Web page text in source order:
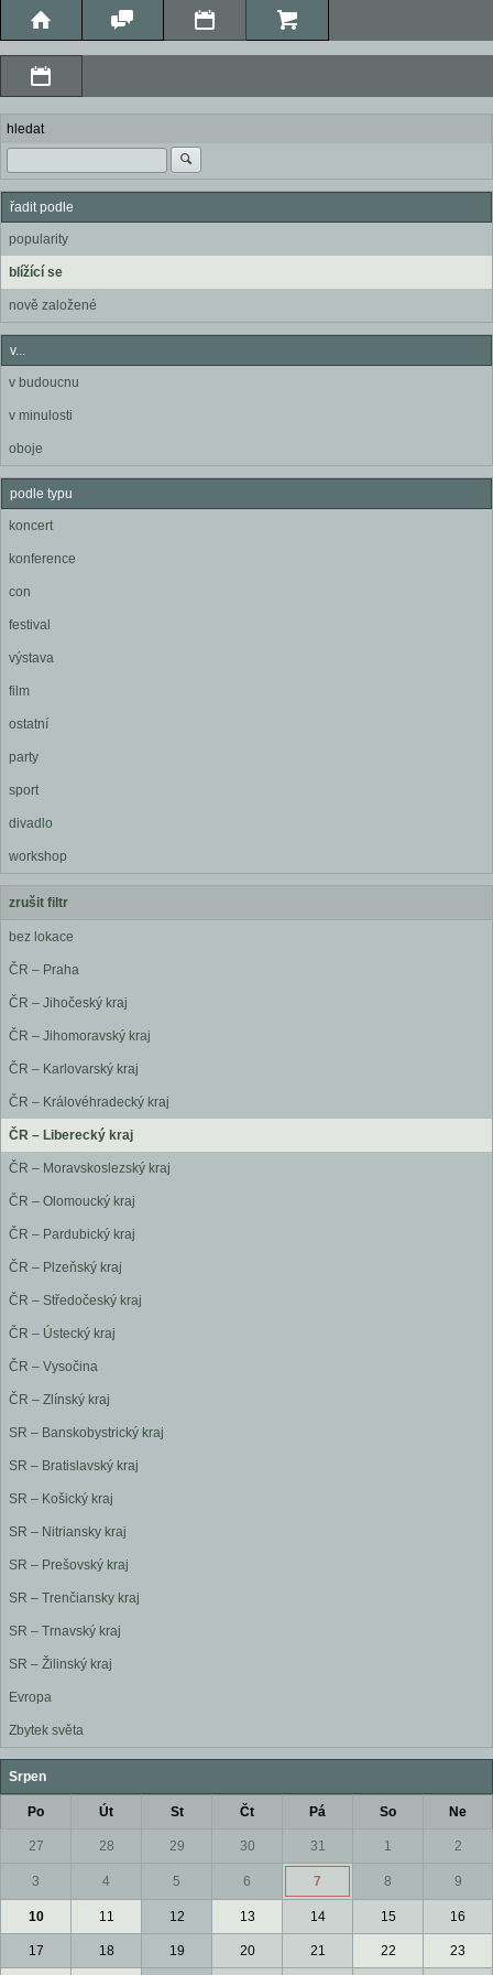
hledat
řadit podle
popularity
blížící se
nově založené
v...
v budoucnu
v minulosti
oboje
podle typu
koncert
konference
con
festival
výstava
film
ostatní
party
sport
divadlo
workshop
zrušit filtr
bez lokace
ČR – Praha
ČR – Jihočeský kraj
ČR – Jihomoravský kraj
ČR – Karlovarský kraj
ČR – Královéhradecký kraj
ČR – Liberecký kraj
ČR – Moravskoslezský kraj
ČR – Olomoucký kraj
ČR – Pardubický kraj
ČR – Plzeňský kraj
ČR – Středočeský kraj
ČR – Ústecký kraj
ČR – Vysočina
ČR – Zlínský kraj
SR – Banskobystrický kraj
SR – Bratislavský kraj
SR – Košický kraj
SR – Nitriansky kraj
SR – Prešovský kraj
SR – Trenčiansky kraj
SR – Trnavský kraj
SR – Žilinský kraj
Evropa
Zbytek světa
Srpen
Po Út St Čt Pá So Ne
27 28 29 30 31 1 2
3 4 5 6 7 8 9
10 11 12 13 14 15 16
17 18 19 20 21 22 23